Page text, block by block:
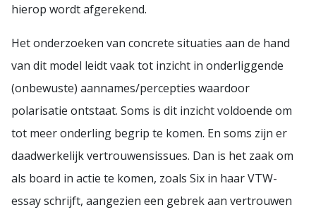
hierop wordt afgerekend.
Het onderzoeken van concrete situaties aan de hand
van dit model leidt vaak tot inzicht in onderliggende
(onbewuste) aannames/percepties waardoor
polarisatie ontstaat. Soms is dit inzicht voldoende om
tot meer onderling begrip te komen. En soms zijn er
daadwerkelijk vertrouwensissues. Dan is het zaak om
als board in actie te komen, zoals Six in haar VTW-
essay schrijft, aangezien een gebrek aan vertrouwen